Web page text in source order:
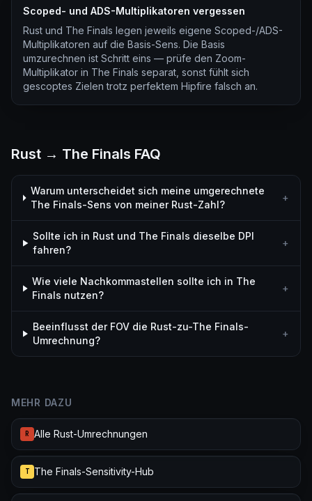
Scoped- und ADS-Multiplikatoren vergessen
Rust und The Finals legen jeweils eigene Scoped-/ADS-
Multiplikatoren auf die Basis-Sens. Die Basis
umzurechnen ist Schritt eins — prüfe den Zoom-
Multiplikator in The Finals separat, sonst fühlt sich
gescoptes Zielen trotz perfektem Hipfire falsch an.
Rust → The Finals FAQ
Warum unterscheidet sich meine umgerechnete
The Finals-Sens von meiner Rust-Zahl?
+
Sollte ich in Rust und The Finals dieselbe DPI
fahren?
+
Wie viele Nachkommastellen sollte ich in The
Finals nutzen?
+
Beeinflusst der FOV die Rust-zu-The Finals-
Umrechnung?
+
MEHR DAZU
R Alle Rust-Umrechnungen
T The Finals-Sensitivity-Hub